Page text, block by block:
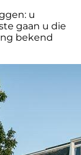
u
gaan u die
bekend